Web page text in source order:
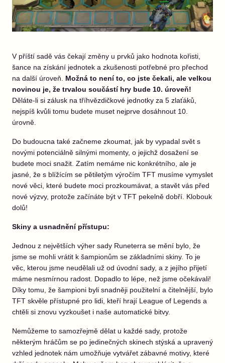
V příští sadě vás čekají změny u prvků jako hodnota kořisti,
šance na získání jednotek a zkušenosti potřebné pro přechod
na další úroveň. Možná to není to, co jste čekali, ale velkou
novinou je, že trvalou součástí hry bude 10. úroveň!
Děláte-li si zálusk na tříhvězdičkové jednotky za 5 zlaťáků,
nejspíš kvůli tomu budete muset nejprve dosáhnout 10.
úrovně.
Do budoucna také začneme zkoumat, jak by vypadal svět s
novými potenciálně silnými momenty, o jejichž dosažení se
budete moci snažit. Zatím nemáme nic konkrétního, ale je
jasné, že s blížícím se pětiletým výročím TFT musíme vymyslet
nové věci, které budete moci prozkoumávat, a stavět vás před
nové výzvy, protože začínáte být v TFT pekelně dobří. Klobouk
dolů!
Skiny a usnadnění přístupu:
Jednou z největších výher sady Runeterra se mění bylo, že
jsme se mohli vrátit k šampionům se základními skiny. To je
věc, kterou jsme neudělali už od úvodní sady, a z jejího přijetí
máme nesmírnou radost. Dopadlo to lépe, než jsme očekávali!
Díky tomu, že šampioni byli snadněji použitelní a čitelnější, bylo
TFT skvěle přístupné pro lidi, kteří hrají League of Legends a
chtěli si znovu vyzkoušet i naše automatické bitvy.
Nemůžeme to samozřejmě dělat u každé sady, protože
některým hráčům se po jedinečných skinech stýská a upravený
vzhled jednotek nám umožňuje vytvářet zábavné motivy, které